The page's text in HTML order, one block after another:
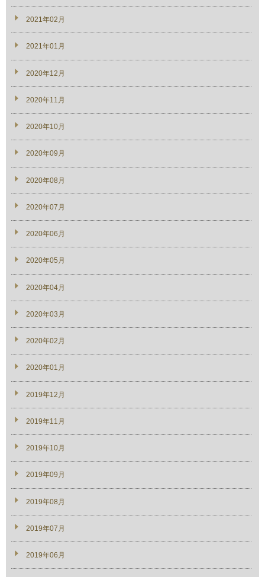
2021年02月
2021年01月
2020年12月
2020年11月
2020年10月
2020年09月
2020年08月
2020年07月
2020年06月
2020年05月
2020年04月
2020年03月
2020年02月
2020年01月
2019年12月
2019年11月
2019年10月
2019年09月
2019年08月
2019年07月
2019年06月